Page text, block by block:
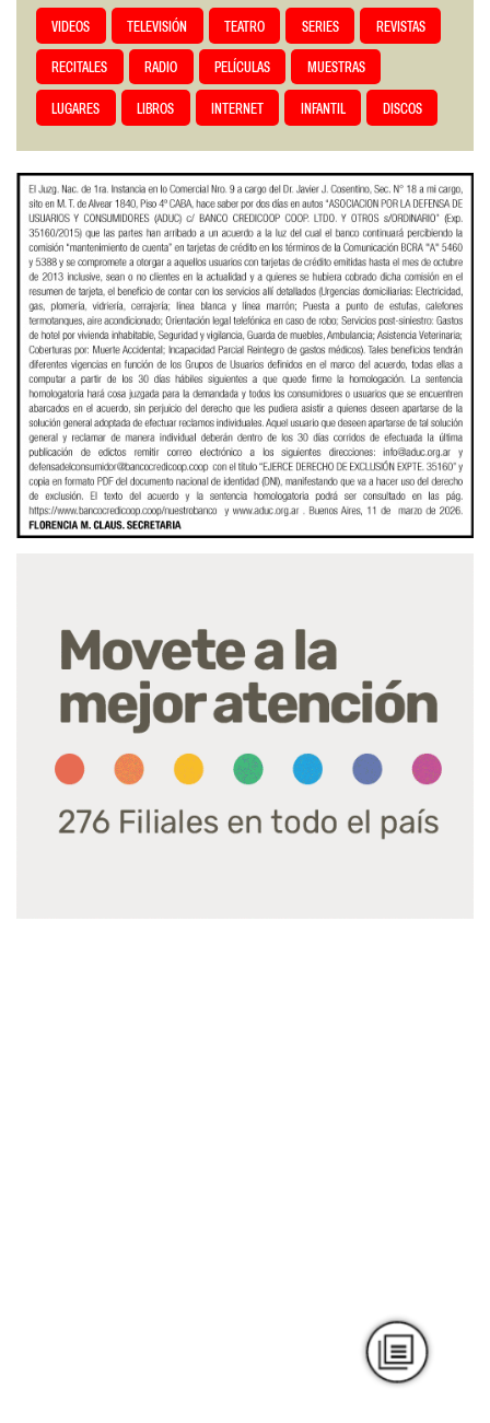
VIDEOS TELEVISIÓN TEATRO SERIES REVISTAS
RECITALES RADIO PELÍCULAS MUESTRAS
LUGARES LIBROS INTERNET INFANTIL DISCOS